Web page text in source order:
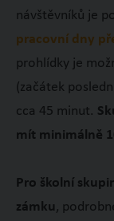
návštěvníků je
pracovní dny
prohlídky je
(začátek
cca 45 minut.
mít minimálně
Pro školní
zámku ,